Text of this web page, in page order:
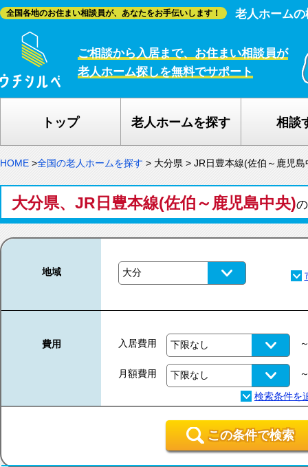
全国各地のお住まい相談員が、あなたをお手伝いします！ 老人ホーム
ご相談から入居まで、お住まい相談員が
老人ホーム探しを無料でサポート
トップ 老人ホームを探す 相談
HOME >全国の老人ホームを探す > 大分県 > JR日豊本線(佐伯～鹿児島
大分県、JR日豊本線(佐伯～鹿児島中央)
地域
費用 入居費用
月額費用
この条件で検索